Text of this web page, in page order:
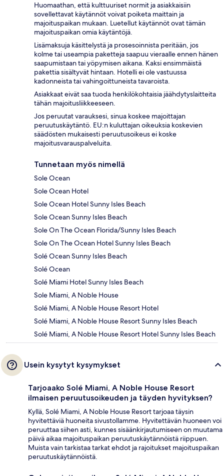
Huomaathan, että kulttuuriset normit ja asiakkaisiin
sovellettavat käytännöt voivat poiketa maittain ja
majoituspaikan mukaan. Luetellut käytännöt ovat tämän
majoituspaikan omia käytäntöjä.
Lisämaksuja käsittelystä ja prosesoinnista peritään, jos
kolme tai useampia paketteja saapuu vieraalle ennen hänen
saapumistaan tai yöpymisen aikana. Kaksi ensimmäistä
pakettia sisältyvät hintaan. Hotelli ei ole vastuussa
kadonneista tai vahingoittuneista tavaroista.
Asiakkaat eivät saa tuoda henkilökohtaisia jäähdytyslaitteita
tähän majoitusliikkeeseen.
Jos peruutat varauksesi, sinua koskee majoittajan
peruutuskäytäntö. EU:n kuluttajan oikeuksia koskevien
säädösten mukaisesti peruutusoikeus ei koske
majoitusvarauspalveluita.
Tunnetaan myös nimellä
Sole Ocean
Sole Ocean Hotel
Sole Ocean Hotel Sunny Isles Beach
Sole Ocean Sunny Isles Beach
Sole On The Ocean Florida/Sunny Isles Beach
Sole On The Ocean Hotel Sunny Isles Beach
Solé Ocean Sunny Isles Beach
Solé Ocean
Solé Miami Hotel Sunny Isles Beach
Sole Miami, A Noble House
Solé Miami, A Noble House Resort Hotel
Solé Miami, A Noble House Resort Sunny Isles Beach
Solé Miami, A Noble House Resort Hotel Sunny Isles Beach
Usein kysytyt kysymykset
Tarjoaako Solé Miami, A Noble House Resort
ilmaisen peruutusoikeuden ja täyden hyvityksen?
Kyllä, Solé Miami, A Noble House Resort tarjoaa täysin
hyvitettäviä huoneita sivustollamme. Hyvitettävän huoneen voi
peruuttaa siihen asti, kunnes sisäänkirjautumiseen on muutama
päivä aikaa majoituspaikan peruutuskäytännöistä riippuen.
Muista vain tarkistaa tarkat ehdot ja rajoitukset majoituspaikan
peruutuskäytännöistä.